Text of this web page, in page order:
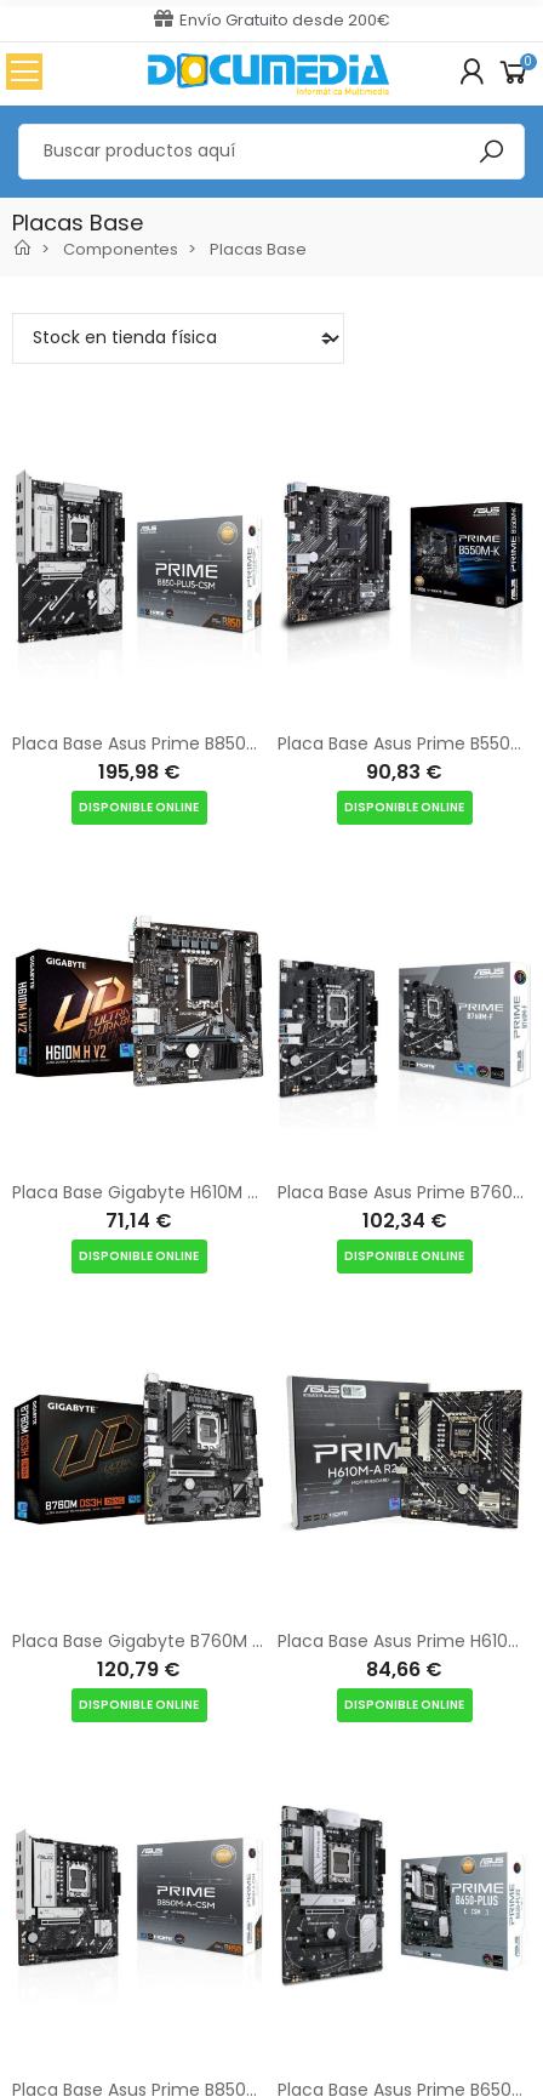
Envío Gratuito desde 200€
0
Placas Base
Componentes Placas Base
Placa Base Asus Prime B850-PLUS-CSM Socket AM5/ DDR5/ PCIe 5.0
195,98 €
DISPONIBLE ONLINE
Placa Base Asus Prime B550M-K Socket AM4/ DDR4/ PCIe 4.0/ Micro ATX
90,83 €
DISPONIBLE ONLINE
Placa Base Gigabyte H610M H V2 Socket 1700/ DDR5/ PCIe 4.0/ Micro ATX
71,14 €
DISPONIBLE ONLINE
Placa Base Asus Prime B760M-F Socket 1700/ DDR5/ PCIe 4.0/ Micro ATX
102,34 €
DISPONIBLE ONLINE
Placa Base Gigabyte B760M DS3H GEN5 Socket 1700/ DDR5/ PCIe 5.0/ Micro ATX
120,79 €
DISPONIBLE ONLINE
Placa Base Asus Prime H610M-A R2.0/ Socket 1700/ DDR5/ PCIe 4.0/ Micro ATX
84,66 €
DISPONIBLE ONLINE
Placa Base Asus Prime B850M-A-CSM Socket AM5/ DDR5/ PCIe 5.0/ Micro ATX Placa Base Asus Prime B650-PLUS-CSM Socket AM5/ DDR5/ PCIe 5.0